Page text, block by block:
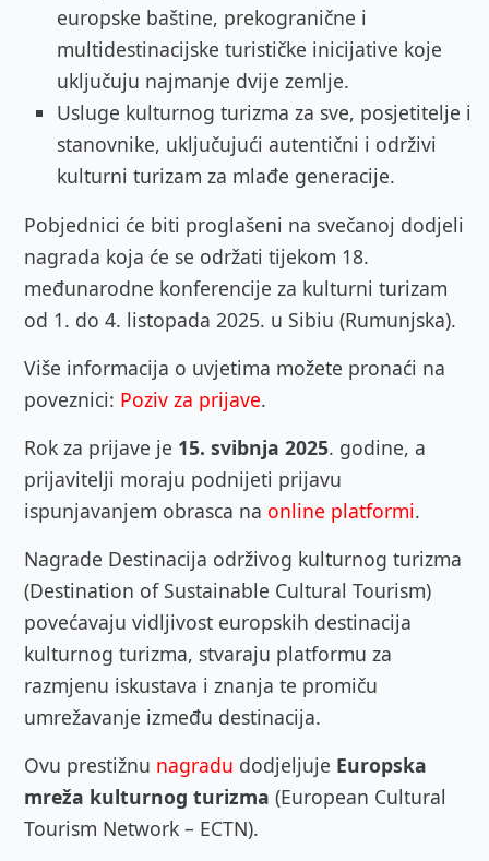
europske baštine, prekogranične i
multidestinacijske turističke inicijative koje
uključuju najmanje dvije zemlje.
Usluge kulturnog turizma za sve, posjetitelje i
stanovnike, uključujući autentični i održivi
kulturni turizam za mlađe generacije.
Pobjednici će biti proglašeni na svečanoj dodjeli
nagrada koja će se održati tijekom 18.
međunarodne konferencije za kulturni turizam
od 1. do 4. listopada 2025. u Sibiu (Rumunjska).
Više informacija o uvjetima možete pronaći na
poveznici: Poziv za prijave.
Rok za prijave je 15. svibnja 2025. godine, a
prijavitelji moraju podnijeti prijavu
ispunjavanjem obrasca na online platformi.
Nagrade Destinacija održivog kulturnog turizma
(Destination of Sustainable Cultural Tourism)
povećavaju vidljivost europskih destinacija
kulturnog turizma, stvaraju platformu za
razmjenu iskustava i znanja te promiču
umrežavanje između destinacija.
Ovu prestižnu nagradu dodjeljuje Europska
mreža kulturnog turizma (European Cultural
Tourism Network – ECTN).